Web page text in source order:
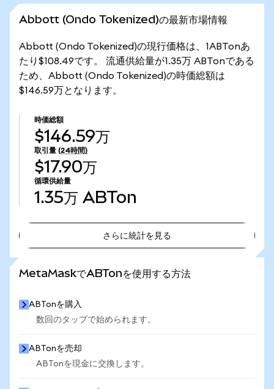
Abbott (Ondo Tokenized)の最新市場情報
Abbott (Ondo Tokenized)の現行価格は、1ABTonあ
たり$108.49です。 流通供給量が1.35万 ABTonである
ため、Abbott (Ondo Tokenized)の時価総額は
$146.59万となります。
時価総額
$146.59万
取引量 (24時間)
$17.90万
循環供給量
1.35万 ABTon
さらに統計を見る
MetaMaskでABTonを使用する方法
ABTonを購入
数回のタップで始められます。
ABTonを売却
ABTonを現金に交換します。